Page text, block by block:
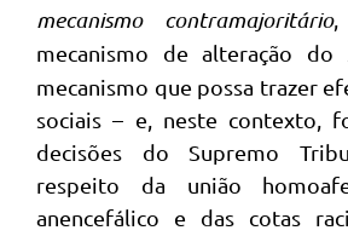
mecanismo contramajoritário,
mecanismo de alteração do
mecanismo que possa trazer
sociais – e, neste contexto,
decisões do Supremo
respeito da união
anencefálico e das cotas